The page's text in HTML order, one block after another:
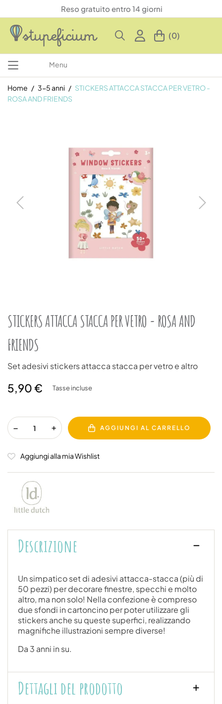
Reso gratuito entro 14 giorni
(0)
Menu
Home 3-5 anni
STICKERS ATTACCA STACCA PER VETRO -
ROSA AND FRIENDS
STICKERS ATTACCA STACCA PER VETRO - ROSA AND
FRIENDS
Set adesivi stickers attacca stacca per vetro e altro
5,90 € Tasse incluse
AGGIUNGI AL CARRELLO
Aggiungi alla mia Wishlist
Descrizione
Un simpatico set di adesivi attacca-stacca (più di
50 pezzi) per decorare finestre, specchi e molto
altro, ma non solo! Nella confezione è compreso
due sfondi in cartoncino per poter utilizzare gli
stickers anche su queste superfici, realizzando
magnifiche illustrazioni sempre diverse!
Da 3 anni in su.
Dettagli del prodotto